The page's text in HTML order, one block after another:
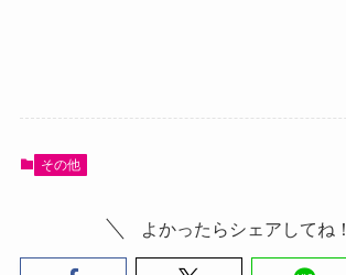
その他
よかったらシェアしてね！